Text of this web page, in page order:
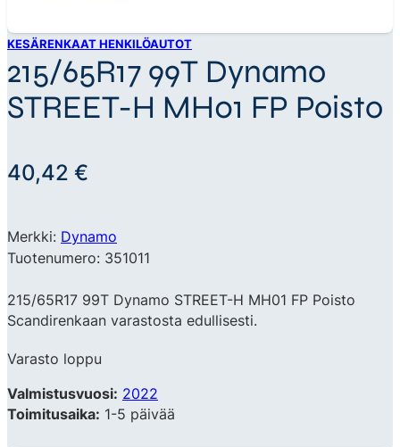
KESÄRENKAAT HENKILÖAUTOT
215/65R17 99T Dynamo
STREET-H MH01 FP Poisto
40,42 €
Merkki: Dynamo
Tuotenumero: 351011
215/65R17 99T Dynamo STREET-H MH01 FP Poisto
Scandirenkaan varastosta edullisesti.
Varasto loppu
Valmistusvuosi: 2022
Toimitusaika: 1-5 päivää